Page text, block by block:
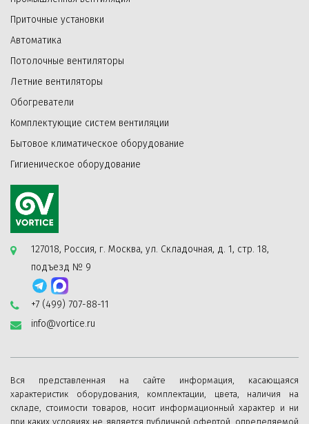
Приточные установки
Автоматика
Потолочные вентиляторы
Летние вентиляторы
Обогреватели
Комплектующие систем вентиляции
Бытовое климатическое оборудование
Гигиеническое оборудование
127018, Россия, г. Москва, ул. Складочная, д. 1, стр. 18,
подъезд № 9
+7 (499) 707-88-11
info@vortice.ru
Вся представленная на сайте информация, касающаяся
характеристик оборудования, комплектации, цвета, наличия на
складе, стоимости товаров, носит информационный характер и ни
при каких условиях не является публичной офертой, определяемой